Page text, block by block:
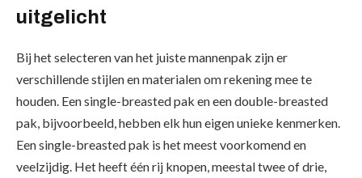
uitgelicht
Bij het selecteren van het juiste mannenpak zijn er
verschillende stijlen en materialen om rekening mee te
houden. Een single-breasted pak en een double-breasted
pak, bijvoorbeeld, hebben elk hun eigen unieke kenmerken.
Een single-breasted pak is het meest voorkomend en
veelzijdig. Het heeft één rij knopen, meestal twee of drie,